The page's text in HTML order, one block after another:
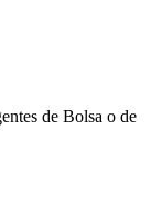
de Bolsa o de